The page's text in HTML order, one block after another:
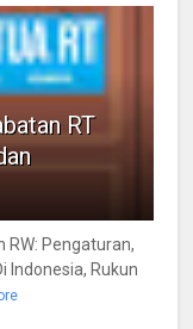
RT
RW: Pengaturan,
Indonesia, Rukun